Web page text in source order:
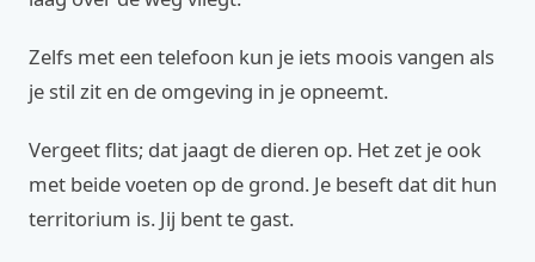
Zelfs met een telefoon kun je iets moois vangen als
je stil zit en de omgeving in je opneemt.
Vergeet flits; dat jaagt de dieren op. Het zet je ook
met beide voeten op de grond. Je beseft dat dit hun
territorium is. Jij bent te gast.